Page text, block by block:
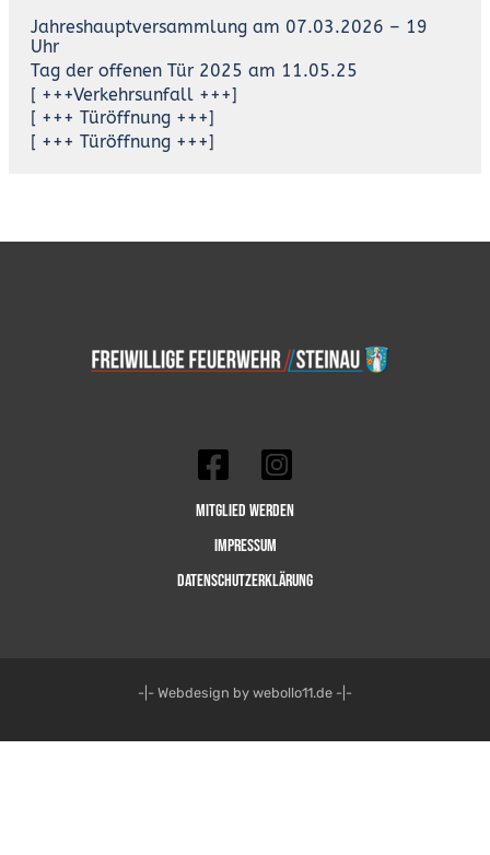
Jahreshauptversammlung am 07.03.2026 – 19
Uhr
Tag der offenen Tür 2025 am 11.05.25
[ +++Verkehrsunfall +++]
[ +++ Türöffnung +++]
[ +++ Türöffnung +++]
Mitglied werden
Impressum
Datenschutzerklärung
-|- Webdesign by webollo11.de -|-